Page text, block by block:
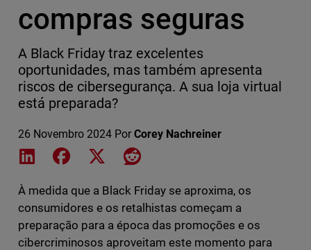
compras seguras
A Black Friday traz excelentes
oportunidades, mas também apresenta
riscos de cibersegurança. A sua loja virtual
está preparada?
26 Novembro 2024 Por Corey Nachreiner
Share on LinkedIn
Share on Facebook
Share on XShare on Reddit
À medida que a Black Friday se aproxima, os
consumidores e os retalhistas começam a
preparação para a época das promoções e os
cibercriminosos aproveitam este momento para